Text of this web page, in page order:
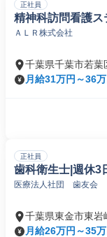
正社員
精神科訪問看護
ＡＬＲ株式会社
千葉県千葉市若葉
月給31万円～36万
正社員
歯科衛生士|週休3
医療法人社団 歯友会
千葉県東金市東岩
月給26万円～35万